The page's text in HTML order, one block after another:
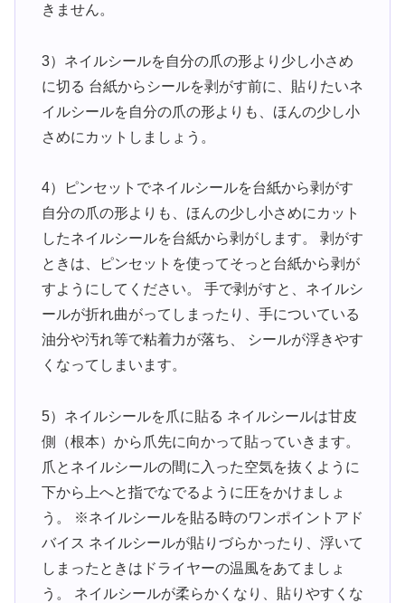
きません。
3）ネイルシールを自分の爪の形より少し小さめ
に切る 台紙からシールを剥がす前に、貼りたいネ
イルシールを自分の爪の形よりも、ほんの少し小
さめにカットしましょう。
4）ピンセットでネイルシールを台紙から剥がす
自分の爪の形よりも、ほんの少し小さめにカット
したネイルシールを台紙から剥がします。 剥がす
ときは、ピンセットを使ってそっと台紙から剥が
すようにしてください。 手で剥がすと、ネイルシ
ールが折れ曲がってしまったり、手についている
油分や汚れ等で粘着力が落ち、 シールが浮きやす
くなってしまいます。
5）ネイルシールを爪に貼る ネイルシールは甘皮
側（根本）から爪先に向かって貼っていきます。
爪とネイルシールの間に入った空気を抜くように
下から上へと指でなでるように圧をかけましょ
う。 ※ネイルシールを貼る時のワンポイントアド
バイス ネイルシールが貼りづらかったり、浮いて
しまったときはドライヤーの温風をあてましょ
う。 ネイルシールが柔らかくなり、貼りやすくな